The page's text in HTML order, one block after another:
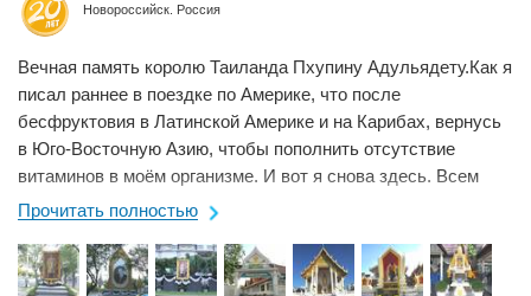
Новороссийск. Россия
Вечная память королю Таиланда Пхупину Адульядету.Как я
писал раннее в поездке по Америке, что после
бесфруктовия в Латинской Америке и на Карибах, вернусь
в Юго-Восточную Азию, чтобы пополнить отсутствие
витаминов в моём организме. И вот я снова здесь. Всем
здрасьте! По непредвиденным ...
Прочитать полностью